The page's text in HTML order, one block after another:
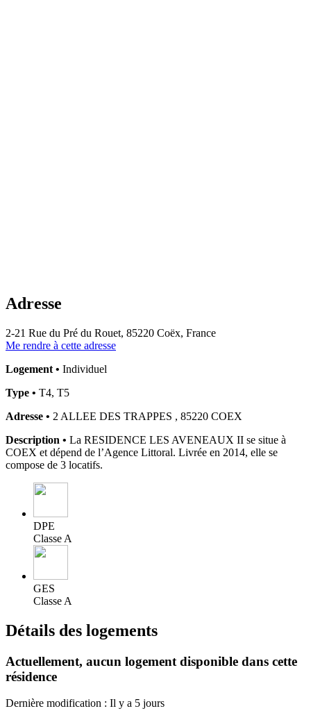
Adresse
2-21 Rue du Pré du Rouet, 85220 Coëx, France
Me rendre à cette adresse
Logement • Individuel
Type • T4, T5
Adresse • 2 ALLEE DES TRAPPES , 85220 COEX
Description • La RESIDENCE LES AVENEAUX II se situe à
COEX et dépend de l’Agence Littoral. Livrée en 2014, elle se
compose de 3 locatifs.
DPE
Classe A
GES
Classe A
Détails des logements
Actuellement, aucun logement disponible dans cette
résidence
Dernière modification : Il y a 5 jours